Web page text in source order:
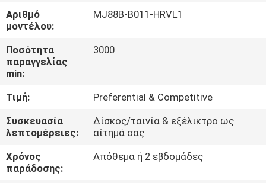
ΠΟΙΟΤΙΚΌΣ
ΈΛΕΓΧΟΣ
ΕΛΆΤΕ
ΣΕ
ΕΠΑΦΉ
ΜΕ
Αριθμό
μοντέλου:
MJ88B-B011-HRVL1
Ποσότητα
παραγγελίας
min:
3000
Τιμή:
Preferential & Competitive
Συσκευασία
λεπτομέρειες:
Δίσκος/ταινία & εξέλικτρο ως
αίτημά σας
Χρόνος
παράδοσης:
Απόθεμα ή 2 εβδομάδες